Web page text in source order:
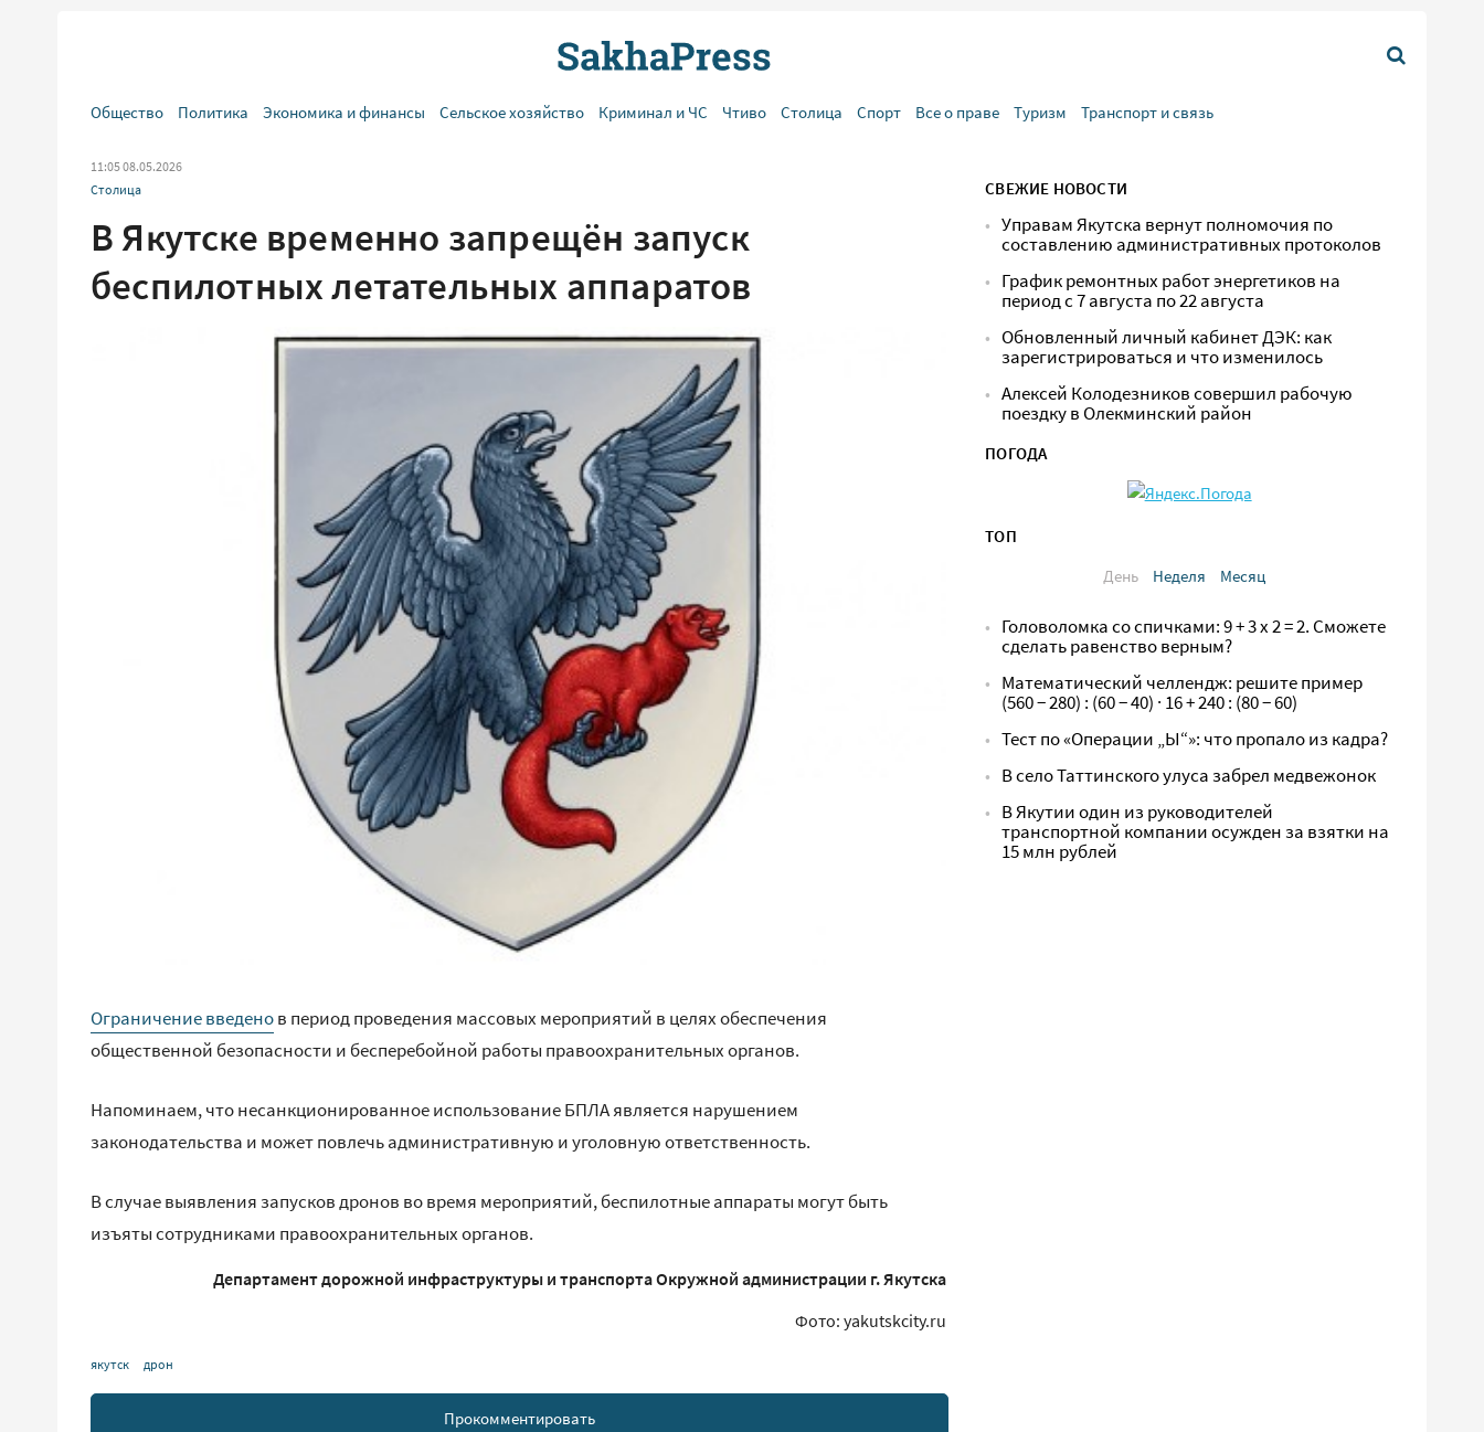
Общество Политика Экономика и финансы Сельское хозяйство Криминал и ЧС Чтиво Столица Спорт Все о праве Туризм Транспорт и связь
11:05 08.05.2026
Столица
В Якутске временно запрещён запуск
беспилотных летательных аппаратов
Ограничение введенов период проведения массовых мероприятий в целях обеспечения
общественной безопасности и бесперебойной работы правоохранительных органов.
Напоминаем, что несанкционированное использование БПЛА является нарушением
законодательства и может повлечь административную и уголовную ответственность.
В случае выявления запусков дронов во время мероприятий, беспилотные аппараты могут быть
изъяты сотрудниками правоохранительных органов.
Департамент дорожной инфраструктуры и транспорта Окружной администрации г. Якутска
Фото: yakutskcity.ru
якутск дрон
Прокомментировать
СВЕЖИЕ НОВОСТИ
Управам Якутска вернут полномочия по
составлению административных протоколов
График ремонтных работ энергетиков на
период с 7 августа по 22 августа
Обновленный личный кабинет ДЭК: как
зарегистрироваться и что изменилось
Алексей Колодезников совершил рабочую
поездку в Олекминский район
ПОГОДА
ТОП
День
Неделя Месяц
Головоломка со спичками: 9 + 3 х 2 = 2. Сможете
сделать равенство верным?
Математический челлендж: решите пример
(560 − 280) : (60 − 40) · 16 + 240 : (80 − 60)
Тест по «Операции „Ы“»: что пропало из кадра?
В село Таттинского улуса забрел медвежонок
В Якутии один из руководителей
транспортной компании осужден за взятки на
15 млн рублей